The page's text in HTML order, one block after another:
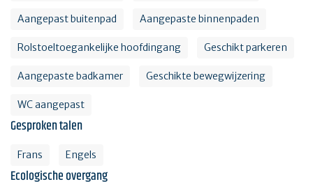
Aangepast buitenpad Aangepaste binnenpaden
Rolstoeltoegankelijke hoofdingang Geschikt parkeren
Aangepaste badkamer Geschikte bewegwijzering
WC aangepast
Gesproken talen
Frans Engels
Ecologische overgang